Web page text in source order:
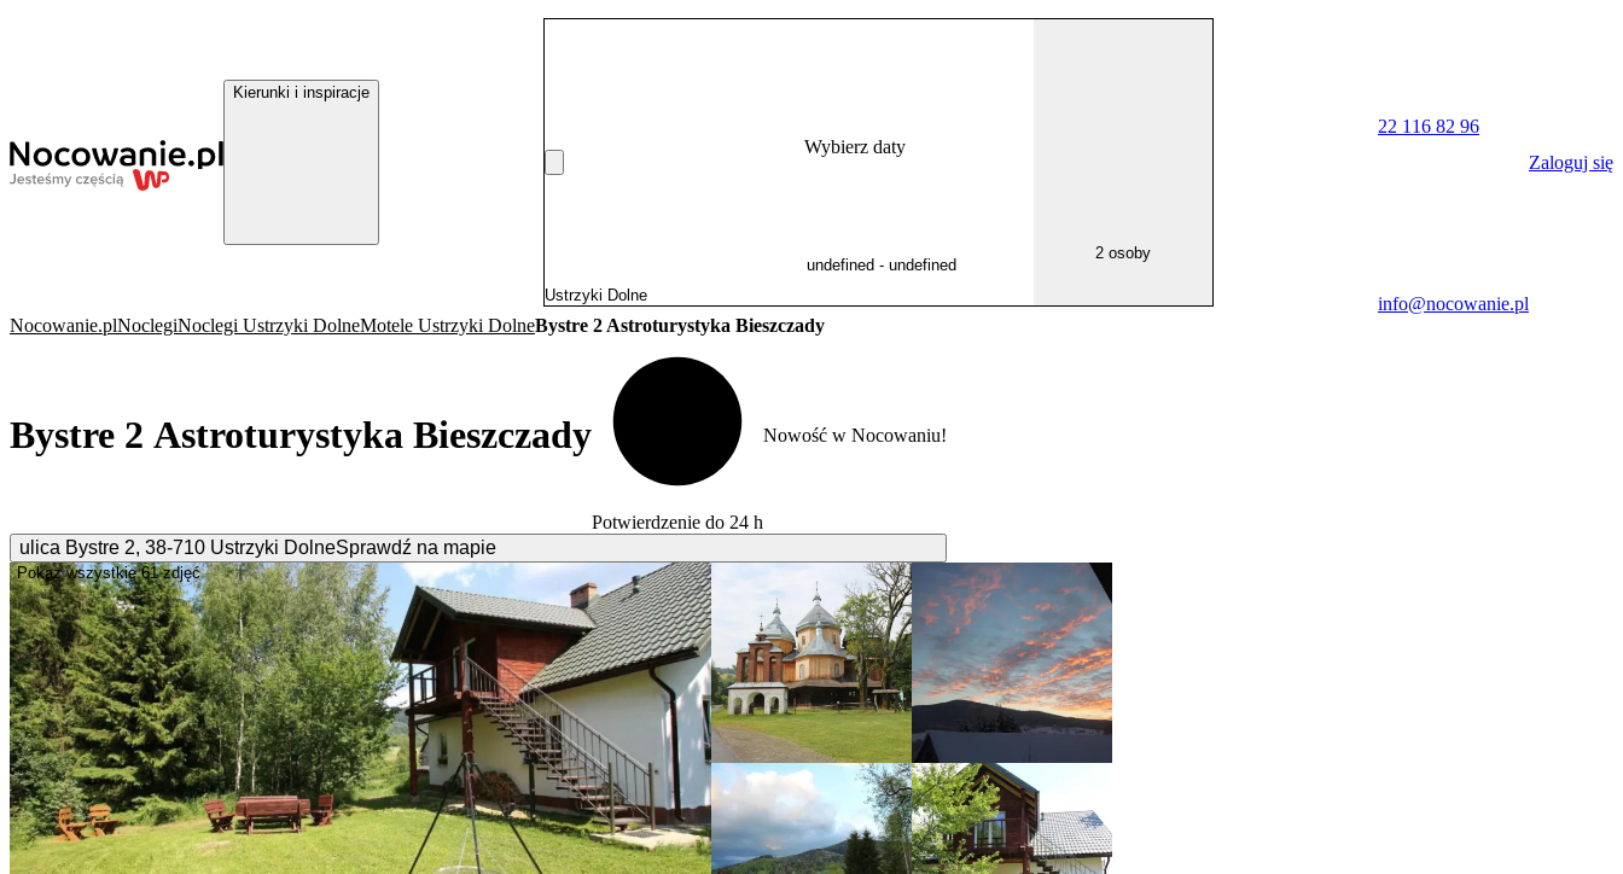
Kierunki i inspiracje
Wybierz daty
2 osoby
22 116 82 96
info@nocowanie.pl
Zaloguj się
Nocowanie.plNoclegiNoclegi Ustrzyki DolneMotele Ustrzyki DolneBystre 2 Astroturystyka Bieszczady
Bystre 2 Astroturystyka Bieszczady
Potwierdzenie do 24 h
Nowość w Nocowaniu!
ulica Bystre 2, 38-710 Ustrzyki DolneSprawdź na mapie
Pokaż wszystkie 61 zdjęć